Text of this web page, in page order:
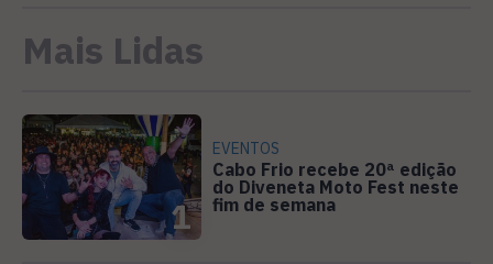
Mais Lidas
1
EVENTOS
Cabo Frio recebe 20ª edição
do Diveneta Moto Fest neste
fim de semana